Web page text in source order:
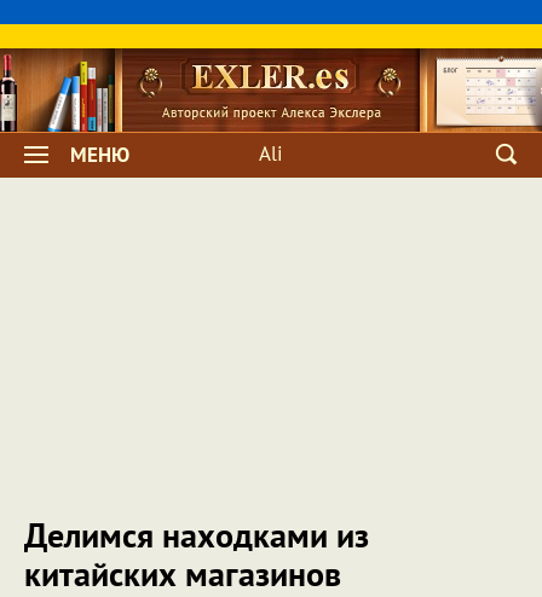
МЕНЮ Ali
Делимся находками из
китайских магазинов